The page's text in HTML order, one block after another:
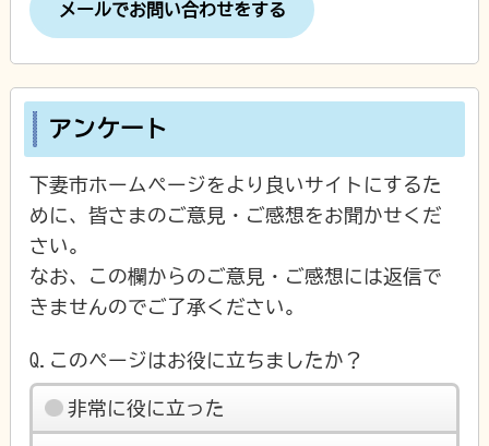
メールでお問い合わせをする
アンケート
下妻市ホームページをより良いサイトにするた
めに、皆さまのご意見・ご感想をお聞かせくだ
さい。
なお、この欄からのご意見・ご感想には返信で
きませんのでご了承ください。
Q.このページはお役に立ちましたか？
非常に役に立った